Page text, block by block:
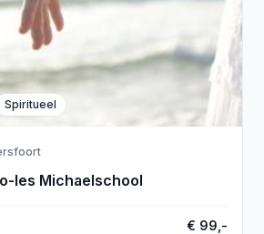
Spiritueel
les Michaelschool
€ 99,-